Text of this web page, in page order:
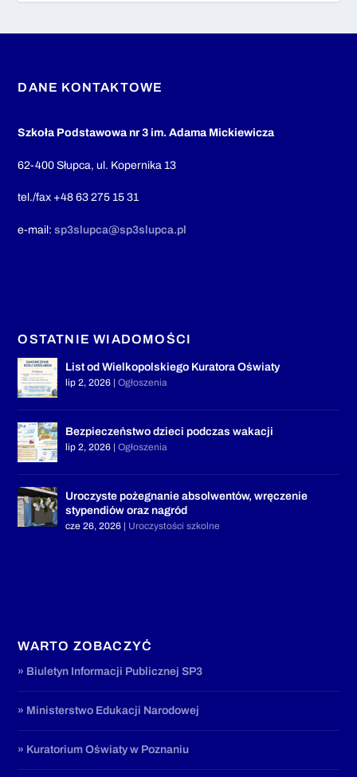
DANE KONTAKTOWE
Szkoła Podstawowa nr 3 im. Adama Mickiewicza
62-400 Słupca, ul. Kopernika 13
tel./fax +48 63 275 15 31
e-mail:sp3slupca@sp3slupca.pl
OSTATNIE WIADOMOŚCI
List od Wielkopolskiego Kuratora Oświaty
lip 2, 2026 |Ogłoszenia
Bezpieczeństwo dzieci podczas wakacji
lip 2, 2026 |Ogłoszenia
Uroczyste pożegnanie absolwentów, wręczenie
stypendiów oraz nagród
cze 26, 2026 | Uroczystości szkolne
WARTO ZOBACZYĆ
» Biuletyn Informacji Publicznej SP3
» Ministerstwo Edukacji Narodowej
» Kuratorium Oświaty w Poznaniu